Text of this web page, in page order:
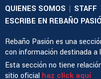
QUIENES SOMOS | STAFF
ESCRIBE EN REBAÑO
Rebaño Pasión es una
con información destinada a
Esta sección no tiene
sitio oficial haz click aquí